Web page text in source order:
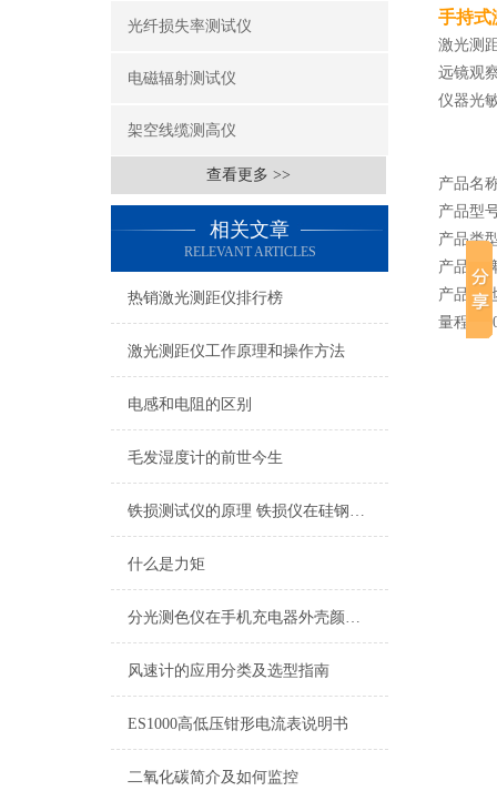
光纤损失率测试仪
电磁辐射测试仪
架空线缆测高仪
查看更多 >>
相关文章
RELEVANT ARTICLES
热销激光测距仪排行榜
激光测距仪工作原理和操作方法
电感和电阻的区别
毛发湿度计的前世今生
铁损测试仪的原理 铁损仪在硅钢片的应用
什么是力矩
分光测色仪在手机充电器外壳颜色测量上的应用
风速计的应用分类及选型指南
ES1000高低压钳形电流表说明书
二氧化碳简介及如何监控
手持式
激光测
远镜观
仪器光
产品名
产品型
产品类
产品品
产品产
量程：